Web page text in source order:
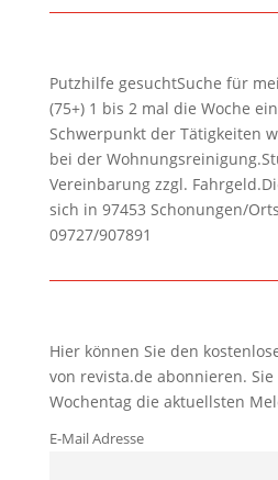
Putzhilfe gesuchtSuche für
(75+) 1 bis 2 mal die Woche
Schwerpunkt der Tätigkeiten
bei der
Vereinbarung zzgl.
sich in 97453 Schonungen/
09727/907891
Hier können Sie den
von revista.de abonnieren.
Wochentag die aktuellsten
E-Mail Adresse